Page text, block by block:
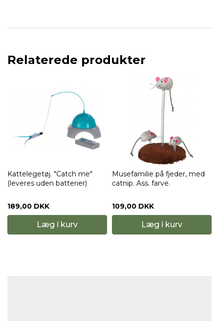
Relaterede produkter
Kattelegetøj. "Catch me"
(leveres uden batterier)
189,00 DKK
Læg i kurv
Musefamilie på fjeder, med
catnip. Ass. farve.
109,00 DKK
Læg i kurv